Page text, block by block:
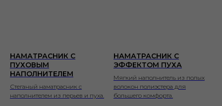
НАМАТРАСНИК С
ПУХОВЫМ
НАПОЛНИТЕЛЕМ
Стеганый наматрасник с
наполнителем из перьев и пуха.
НАМАТРАСНИК С
ЭФФЕКТОМ ПУХА
Мягкий наполнитель из полых
волокон полиэстера для
большего комфорта.